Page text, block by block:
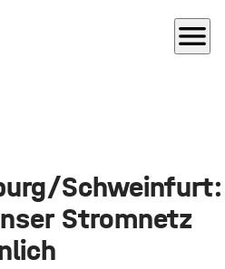
menu
Schweinfurt:
Stromnetz